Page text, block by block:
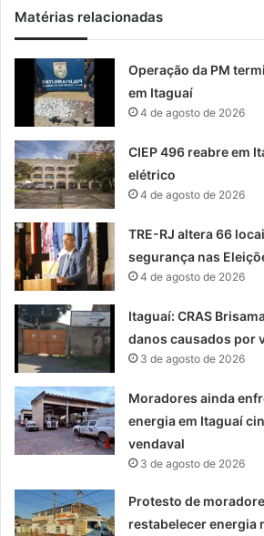
Matérias relacionadas
Operação da PM
em Itaguaí
4 de agosto de 2026
CIEP 496 reabre em
elétrico
4 de agosto de 2026
TRE-RJ altera 66
segurança nas
4 de agosto de 2026
Itaguaí: CRAS
danos causados por
3 de agosto de 2026
Moradores ainda
energia em Itaguaí
vendaval
3 de agosto de 2026
Protesto de
restabelecer energia